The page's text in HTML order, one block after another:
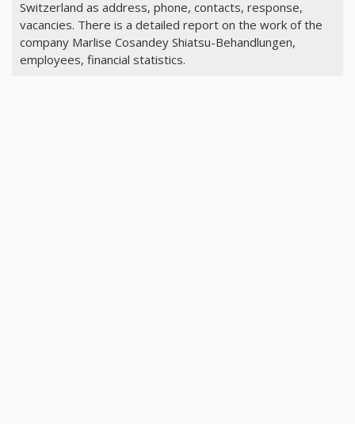
Switzerland as address, phone, contacts, response,
vacancies. There is a detailed report on the work of the
company Marlise Cosandey Shiatsu-Behandlungen,
employees, financial statistics.